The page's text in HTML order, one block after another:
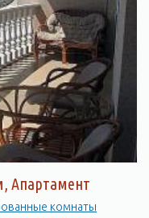
Апартамент
комнаты